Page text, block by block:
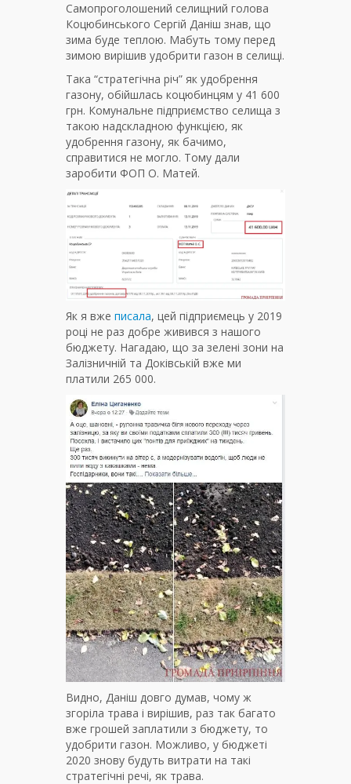
Самопроголошений селищний голова
Коцюбинського Сергій Даніш знав, що
зима буде теплою. Мабуть тому перед
зимою вирішив удобрити газон в селищі.
Така “стратегічна річ” як удобрення
газону, обійшлась коцюбинцям у 41 600
грн. Комунальне підприємство селища з
такою надскладною функцією, як
удобрення газону, як бачимо,
справитися не могло. Тому дали
заробити ФОП О. Матей.
Як я вже писала, цей підприємець у 2019
році не раз добре живився з нашого
бюджету. Нагадаю, що за зелені зони на
Залізничній та Доківській вже ми
платили 265 000.
Видно, Даніш довго думав, чому ж
згоріла трава і вирішив, раз так багато
вже грошей заплатили з бюджету, то
удобрити газон. Можливо, у бюджеті
2020 знову будуть витрати на такі
стратегічні речі, як трава.